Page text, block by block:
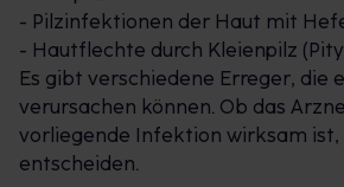
Hautreizungen (z. B.
- Pilzinfektionen der Haut mit
- Hautflechte durch Kleienpilz
Es gibt verschiedene Erreger, die
verursachen können. Ob das
vorliegende Infektion wirksam ist,
entscheiden.